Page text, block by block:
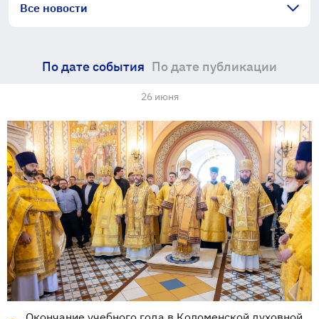
Все новости
По дате события По дате публикации
26 июня